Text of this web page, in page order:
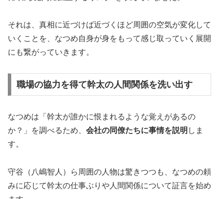
それは、真相に近づけば近づくほど周囲の空気が変化して
いくことを、なつめ自身が身をもって感じ取っていく展開
にも繋がっていきます。
職場の協力を得て幹太の人間関係を洗い出す
なつめは「幹太が誰かに恨まれるような覚えがあるの
か？」を調べるため、 会社の同僚たちに事情を説明 しま
す。
守谷（八嶋智人）ら周囲の人物は驚きつつも、なつめの頼
みに応じて幹太の仕事ぶりや人間関係について証言を始め